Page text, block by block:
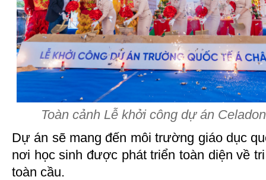
Toàn cảnh Lễ khởi công dự án
Dự án sẽ mang đến môi trường giáo dục
nơi học sinh được phát triển toàn diện về
toàn cầu.